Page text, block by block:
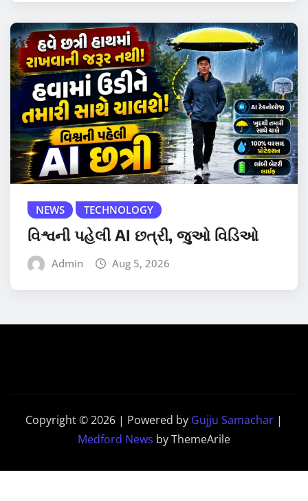
NEWS TECHNOLOGY
વિશ્વની પહેલી AI છત્રી, જુઓ વિડિઓ
Admin Aug 5, 2026
Copyright © 2026 | Powered by Gujju Samachar |
Medford News by ThemeArile